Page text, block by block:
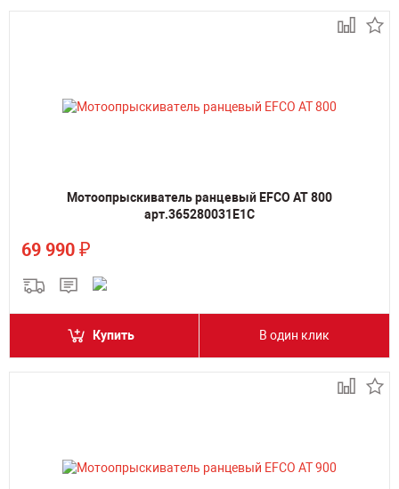
Мотоопрыскиватель ранцевый EFCO AT 800
арт.365280031E1C
69 990 ₽
Купить В один клик